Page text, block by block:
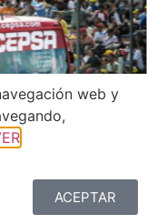
hobetzeko
baduzu,
ADOS
web y
ACEPTAR